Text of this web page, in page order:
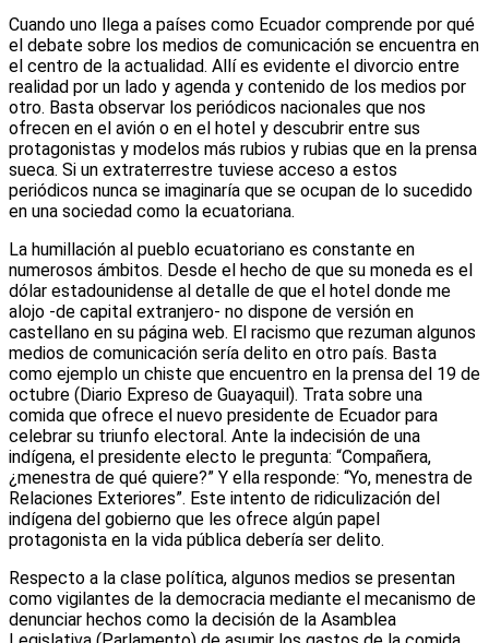
Cuando uno llega a países como Ecuador comprende por qué
el debate sobre los medios de comunicación se encuentra en
el centro de la actualidad. Allí es evidente el divorcio entre
realidad por un lado y agenda y contenido de los medios por
otro. Basta observar los periódicos nacionales que nos
ofrecen en el avión o en el hotel y descubrir entre sus
protagonistas y modelos más rubios y rubias que en la prensa
sueca. Si un extraterrestre tuviese acceso a estos
periódicos nunca se imaginaría que se ocupan de lo sucedido
en una sociedad como la ecuatoriana.
La humillación al pueblo ecuatoriano es constante en
numerosos ámbitos. Desde el hecho de que su moneda es el
dólar estadounidense al detalle de que el hotel donde me
alojo -de capital extranjero- no dispone de versión en
castellano en su página web. El racismo que rezuman algunos
medios de comunicación sería delito en otro país. Basta
como ejemplo un chiste que encuentro en la prensa del 19 de
octubre (Diario Expreso de Guayaquil). Trata sobre una
comida que ofrece el nuevo presidente de Ecuador para
celebrar su triunfo electoral. Ante la indecisión de una
indígena, el presidente electo le pregunta: “Compañera,
¿menestra de qué quiere?” Y ella responde: “Yo, menestra de
Relaciones Exteriores”. Este intento de ridiculización del
indígena del gobierno que les ofrece algún papel
protagonista en la vida pública debería ser delito.
Respecto a la clase política, algunos medios se presentan
como vigilantes de la democracia mediante el mecanismo de
denunciar hechos como la decisión de la Asamblea